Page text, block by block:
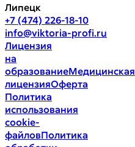
Липецк
+7 (474) 226-18-10
info@viktoria-profi.ru
Лицензия
на
образованиеМедицинская
лицензияОферта
Политика
использования
cookie-
файловПолитика